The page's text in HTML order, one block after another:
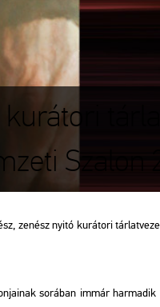
Szalon
ze­nész nyitó ku­rá­to­ri
so­rá­ban immár